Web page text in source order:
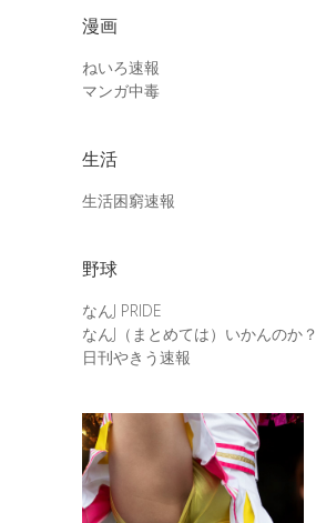
漫画
ねいろ速報
マンガ中毒
生活
生活困窮速報
野球
なんJ PRIDE
なんJ（まとめては）いかんのか？
日刊やきう速報